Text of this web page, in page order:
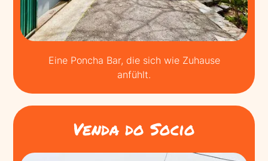
Eine Poncha Bar, die sich wie Zuhause
anfühlt.
Venda do Socio